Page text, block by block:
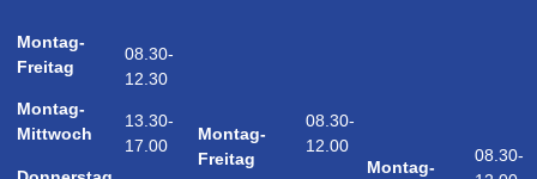
Montag-
Freitag
Montag-
Mittwoch
08.30-
12.30
13.30-
17.00
Montag-
Freitag
08.30-
12.00
Montag-
08.30-